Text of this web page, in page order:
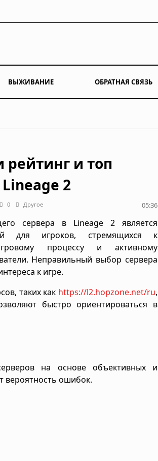
ВЫЖИВАНИЕ ОБРАТНАЯ СВЯЗЬ
рейтинг и топ
2
0 Другое 05:36
сервера в Lineage 2 является
для игроков, стремящихся к
процессу и активному
Неправильный выбор сервера
к игре.
таких как https://l2.hopzone.net/ru,
быстро ориентироваться в
на основе объективных и
вероятность ошибок.